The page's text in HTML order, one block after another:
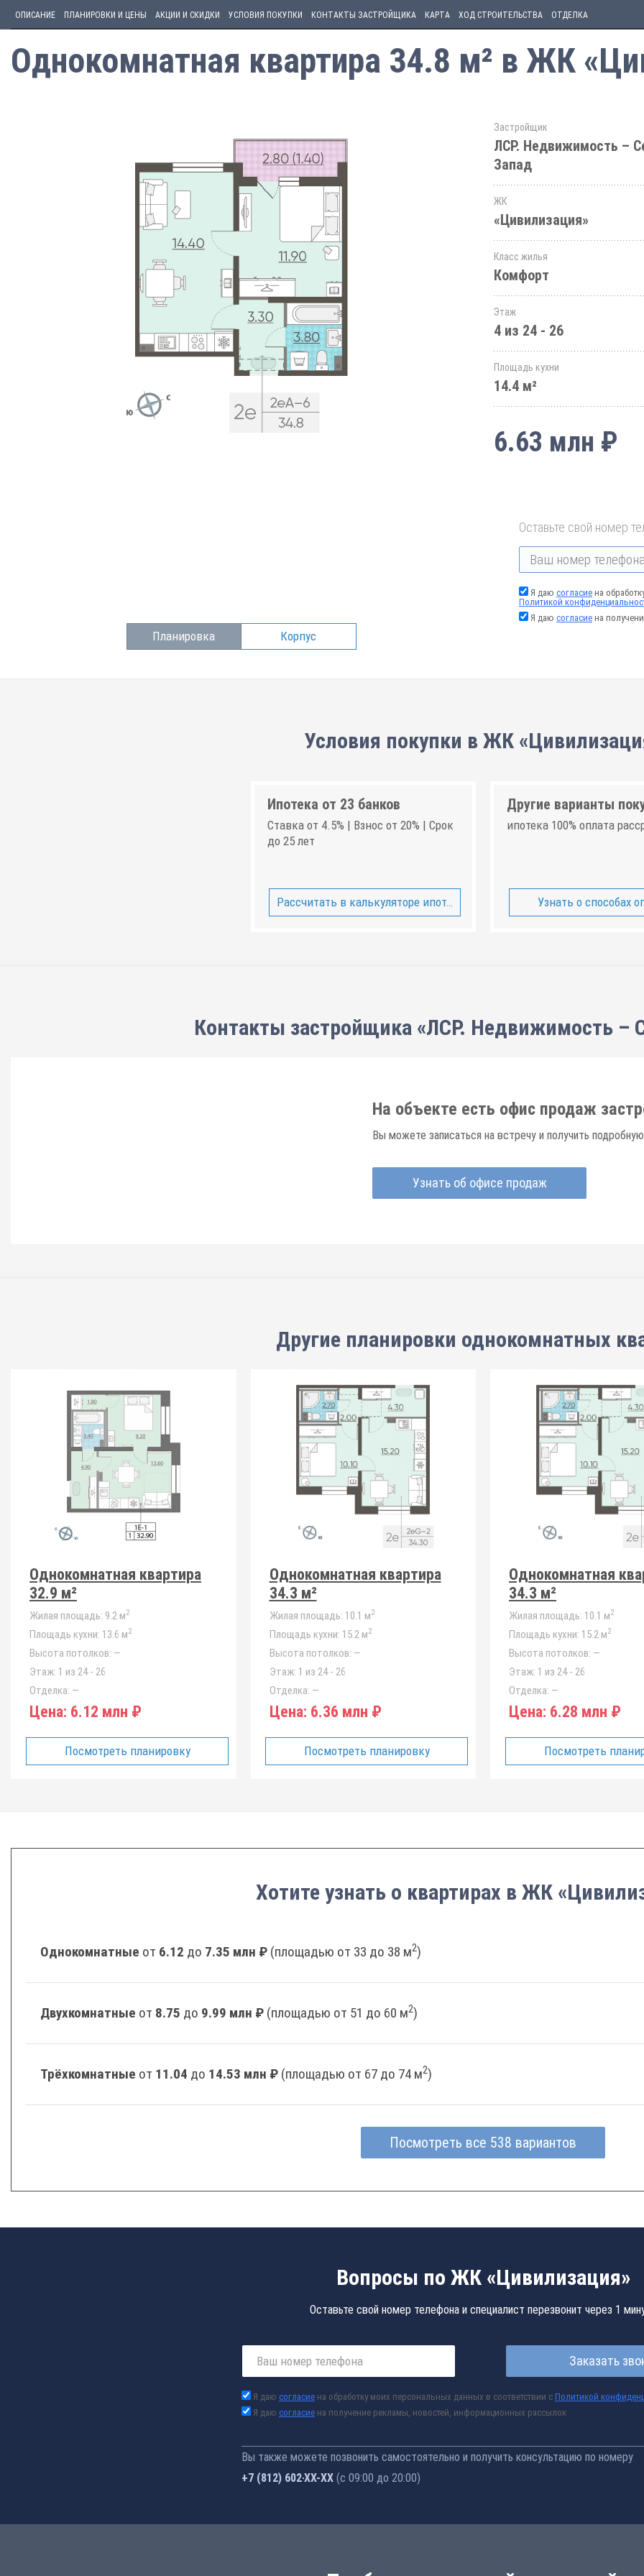
ОПИСАНИЕ ПЛАНИРОВКИ И ЦЕНЫ АКЦИИ И СКИДКИ УСЛОВИЯ ПОКУПКИ КОНТАКТЫ ЗАСТРОЙЩИКА КАРТА ХОД СТРОИТЕЛЬСТВА ОТДЕЛКА
Однокомнатная квартира 34.8 м² в ЖК
Планировка Корпус
Застройщик
ЛСР. Недвижимость –
Запад
ЖК
«Цивилизация»
Класс жилья
Комфорт
Этаж
4 из 24 - 26
Площадь кухни
14.4 м²
6.63 млн ₽
Оставьте свой номер
Я даю согласие на
Политикой
Я даю согласие на
Условия покупки в ЖК
Ипотека от 23 банков
Ставка от 4.5% | Взнос от 20% | Срок
до 25 лет
Рассчитать в калькуляторе ипотеки
Другие варианты
ипотека 100% оплата
Узнать о способах
Контакты застройщика «ЛСР. Недвижимость –
На объекте есть офис продаж
Вы можете записаться на встречу и получить
Узнать об офисе продаж
Другие планировки однокомнатных
Однокомнатная квартира
32.9 м²
Жилая площадь: 9.2 м2
Площадь кухни: 13.6 м2
Высота потолков: —
Этаж: 1 из 24 - 26
Отделка: —
Цена: 6.12 млн ₽
Посмотреть планировку
Однокомнатная квартира
34.3 м²
Жилая площадь: 10.1 м2
Площадь кухни: 15.2 м2
Высота потолков: —
Этаж: 1 из 24 - 26
Отделка: —
Цена: 6.36 млн ₽
Посмотреть планировку
Однокомнатная
34.3 м²
Жилая площадь: 10.1 м2
Площадь кухни: 15.2 м2
Высота потолков: —
Этаж: 1 из 24 - 26
Отделка: —
Цена: 6.28 млн ₽
Посмотреть
Хотите узнать о квартирах в ЖК
Однокомнатные от 6.12 до 7.35 млн ₽ (площадью от 33 до 38 м2)
Двухкомнатные от 8.75 до 9.99 млн ₽ (площадью от 51 до 60 м2)
Трёхкомнатные от 11.04 до 14.53 млн ₽ (площадью от 67 до 74 м2)
Посмотреть все 538 вариантов
Вопросы по ЖК «Цивилизация»
Оставьте свой номер телефона и специалист перезвонит через 1
Заказать
Я даю согласие на обработку моих персональных данных в соответствии с Политикой
Я даю согласие на получение рекламы, новостей, информационных рассылок
Вы также можете позвонить самостоятельно и получить консультацию по номеру
+7 (812) 602-44-77 (с 09:00 до 20:00)